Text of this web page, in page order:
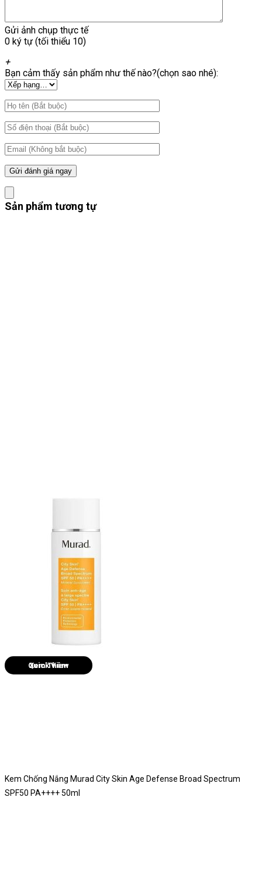
Gửi ảnh chụp thực tế
0 ký tự (tối thiểu 10)
+
Bạn cảm thấy sản phẩm như thế nào?(chọn sao nhé):
Sản phẩm tương tự
Quick View
Kem Chống Nắng Murad City Skin Age Defense Broad Spectrum
SPF50 PA++++ 50ml